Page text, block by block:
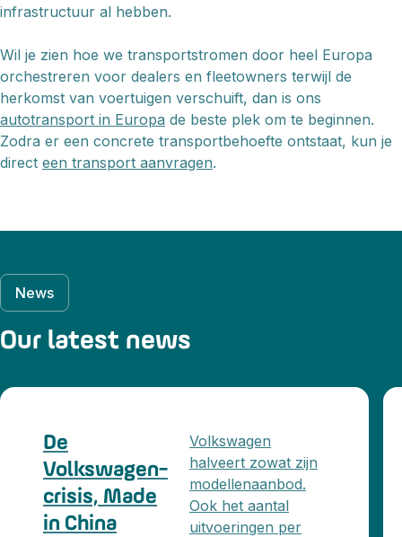
infrastructuur al hebben.
Wil je zien hoe we transportstromen door heel Europa
orchestreren voor dealers en fleetowners terwijl de
herkomst van voertuigen verschuift, dan is ons
autotransport in Europa de beste plek om te beginnen.
Zodra er een concrete transportbehoefte ontstaat, kun je
direct een transport aanvragen.
News
Our latest news
De
Volkswagen-
crisis, Made
in China
Volkswagen
halveert zowat zijn
modellenaanbod.
Ook het aantal
uitvoeringen per